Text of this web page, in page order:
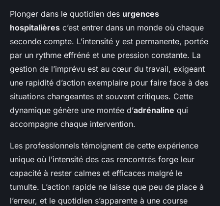
Plonger dans le quotidien des urgences
hospitalières c’est entrer dans un monde où chaque
seconde compte. L’intensité y est permanente, portée
par un rythme effréné et une pression constante. La
gestion de l’imprévu est au cœur du travail, exigeant
une rapidité d’action exemplaire pour faire face à des
situations changeantes et souvent critiques. Cette
dynamique génère une montée d’adrénaline qui
accompagne chaque intervention.
Les professionnels témoignent de cette expérience
unique où l’intensité des cas rencontrés forge leur
capacité à rester calmes et efficaces malgré le
tumulte. L’action rapide ne laisse que peu de place à
l’erreur, et le quotidien s’apparente à une course